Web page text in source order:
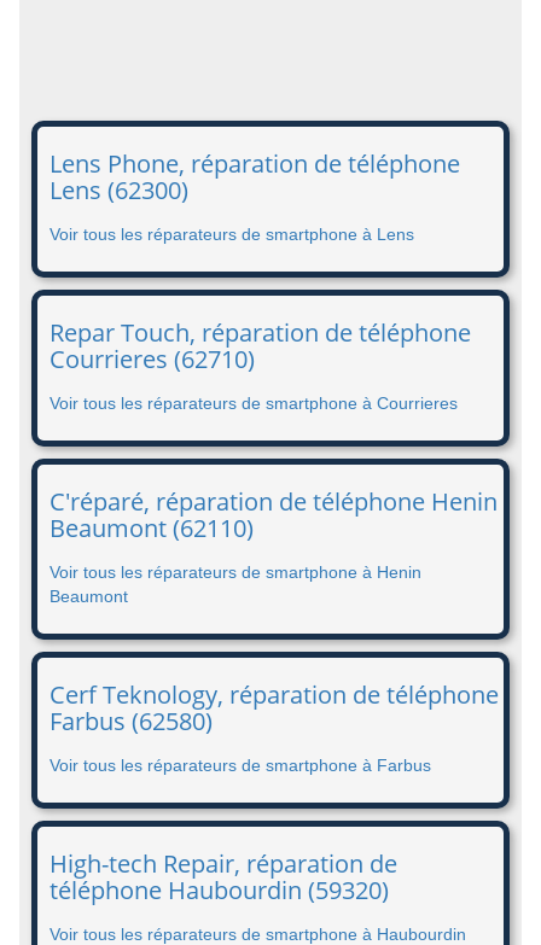
Lens Phone, réparation de téléphone
Lens (62300)
Voir tous les réparateurs de smartphone à Lens
Repar Touch, réparation de téléphone
Courrieres (62710)
Voir tous les réparateurs de smartphone à Courrieres
C'réparé, réparation de téléphone Henin
Beaumont (62110)
Voir tous les réparateurs de smartphone à Henin
Beaumont
Cerf Teknology, réparation de téléphone
Farbus (62580)
Voir tous les réparateurs de smartphone à Farbus
High-tech Repair, réparation de
téléphone Haubourdin (59320)
Voir tous les réparateurs de smartphone à Haubourdin